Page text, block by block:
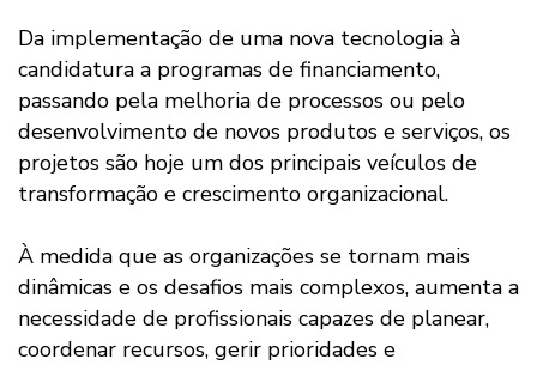
Da implementação de uma nova tecnologia à
candidatura a programas de financiamento,
passando pela melhoria de processos ou pelo
desenvolvimento de novos produtos e serviços, os
projetos são hoje um dos principais veículos de
transformação e crescimento organizacional.
À medida que as organizações se tornam mais
dinâmicas e os desafios mais complexos, aumenta a
necessidade de profissionais capazes de planear,
coordenar recursos, gerir prioridades e